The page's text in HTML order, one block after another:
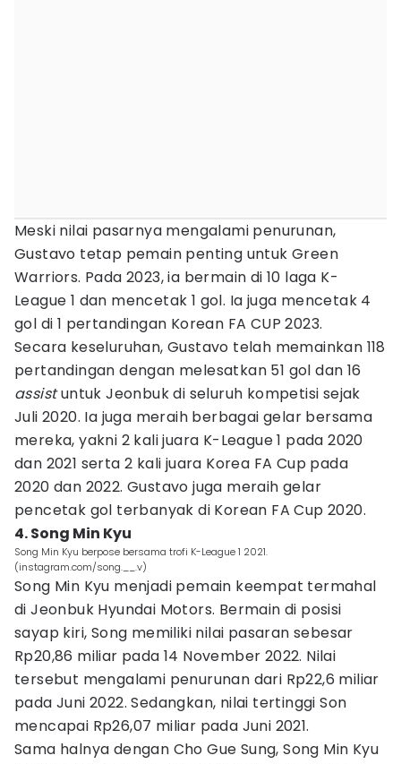
Meski nilai pasarnya mengalami penurunan,
Gustavo tetap pemain penting untuk Green
Warriors. Pada 2023, ia bermain di 10 laga K-
League 1 dan mencetak 1 gol. Ia juga mencetak 4
gol di 1 pertandingan Korean FA CUP 2023.
Secara keseluruhan, Gustavo telah memainkan 118
pertandingan dengan melesatkan 51 gol dan 16
assistuntuk Jeonbuk di seluruh kompetisi sejak
Juli 2020. Ia juga meraih berbagai gelar bersama
mereka, yakni 2 kali juara K-League 1 pada 2020
dan 2021 serta 2 kali juara Korea FA Cup pada
2020 dan 2022. Gustavo juga meraih gelar
pencetak gol terbanyak di Korean FA Cup 2020.
4. Song Min Kyu
Song Min Kyu berpose bersama trofi K-League 1 2021.
(instagram.com/song.__.v)
Song Min Kyu menjadi pemain keempat termahal
di Jeonbuk Hyundai Motors. Bermain di posisi
sayap kiri, Song memiliki nilai pasaran sebesar
Rp20,86 miliar pada 14 November 2022. Nilai
tersebut mengalami penurunan dari Rp22,6 miliar
pada Juni 2022. Sedangkan, nilai tertinggi Son
mencapai Rp26,07 miliar pada Juni 2021.
Sama halnya dengan Cho Gue Sung, Song Min Kyu